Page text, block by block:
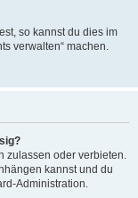
so kannst du dies im
verwalten“ machen.
zulassen oder verbieten.
kannst und du
Administration.